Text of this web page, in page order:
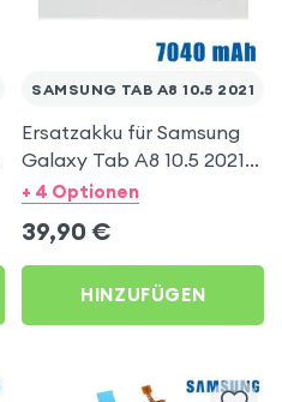
SAMSUNG TAB A8 10.5 2021
Ersatzakku für Samsung
Galaxy Tab A8 10.5 2021,
7040mAh Austausch-
+ 4 Optionen
39,90 €
HINZUFÜGEN